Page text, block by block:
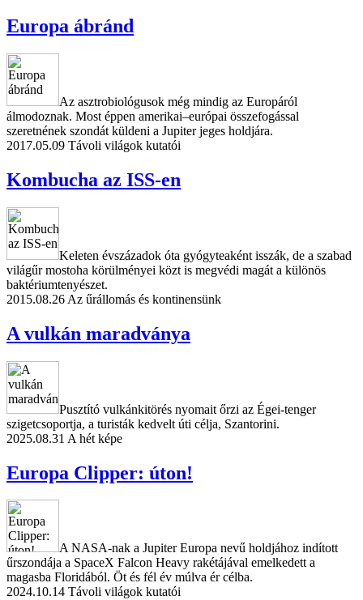
Europa ábránd
Az asztrobiológusok még mindig az Europáról
álmodoznak. Most éppen amerikai–európai összefogással
szeretnének szondát küldeni a Jupiter jeges holdjára.
2017.05.09 Távoli világok kutatói
Kombucha az ISS-en
Keleten évszázadok óta gyógyteaként isszák, de a szabad
világűr mostoha körülményei közt is megvédi magát a különös
baktériumtenyészet.
2015.08.26 Az űrállomás és kontinensünk
A vulkán maradványa
Pusztító vulkánkitörés nyomait őrzi az Égei-tenger
szigetcsoportja, a turisták kedvelt úti célja, Szantorini.
2025.08.31 A hét képe
Europa Clipper: úton!
A NASA-nak a Jupiter Europa nevű holdjához indított
űrszondája a SpaceX Falcon Heavy rakétájával emelkedett a
magasba Floridából. Öt és fél év múlva ér célba.
2024.10.14 Távoli világok kutatói